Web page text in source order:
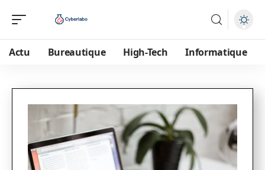
Actu Bureautique High-Tech Informatique